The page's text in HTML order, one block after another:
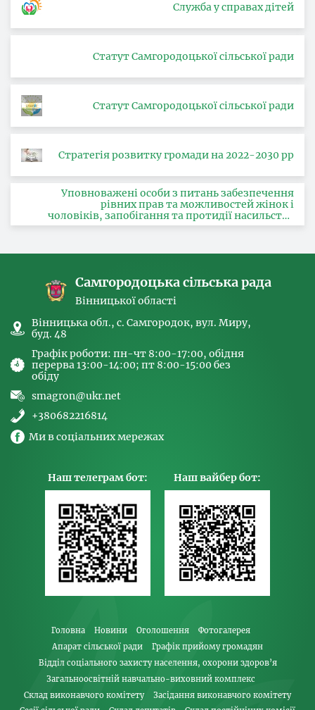
Служба у справах дітей
Статут Самгородоцької сільської ради
Статут Самгородоцької сільської ради
Стратегія розвитку громади на 2022-2030 рр
Уповноважені особи з питань забезпечення
рівних прав та можливостей жінок і
чоловіків, запобігання та протидії насильству
за ознакою статі, з питань здійснення заходів,
Самгородоцька сільська рада
Вінницької області
Вінницька обл., с. Самгородок, вул. Миру,
буд. 48
Графік роботи: пн-чт 8:00-17:00, обідня
перерва 13:00-14:00; пт 8:00-15:00 без
обіду
smagron@ukr.net
+380682216814
Ми в соціальних мережах
Наш телеграм бот: Наш вайбер бот:
Головна Новини Оголошення
Фотогалерея
Апарат сільської ради
Графік прийому громадян
Відділ соціального захисту населення, охорони здоров’я
Загальноосвітній навчально-виховний комплекс
Склад виконавчого комітету
Засідання виконавчого комітету